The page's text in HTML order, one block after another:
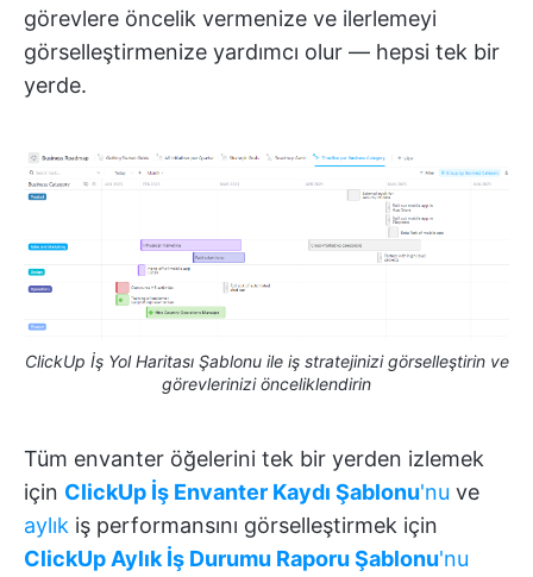
görevlere öncelik vermenize ve ilerlemeyi
görselleştirmenize yardımcı olur — hepsi tek bir
yerde.
ClickUp İş Yol Haritası Şablonu ile iş stratejinizi görselleştirin ve
görevlerinizi önceliklendirin
Tüm envanter öğelerini tek bir yerden izlemek
için ClickUp İş Envanter Kaydı Şablonu'nu ve
aylık iş performansını görselleştirmek için
ClickUp Aylık İş Durumu Raporu Şablonu'nu